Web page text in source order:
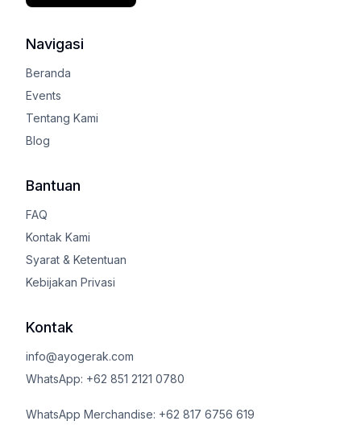
Navigasi
Beranda
Events
Tentang Kami
Blog
Bantuan
FAQ
Kontak Kami
Syarat & Ketentuan
Kebijakan Privasi
Kontak
info@ayogerak.com
WhatsApp: +62 851 2121 0780
WhatsApp Merchandise: +62 817 6756 619